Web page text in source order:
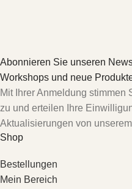
Abonnieren Sie unseren
Workshops und neue
Mit Ihrer Anmeldung stimmen
zu und erteilen Ihre
Aktualisierungen von
Shop
Bestellungen
Mein Bereich